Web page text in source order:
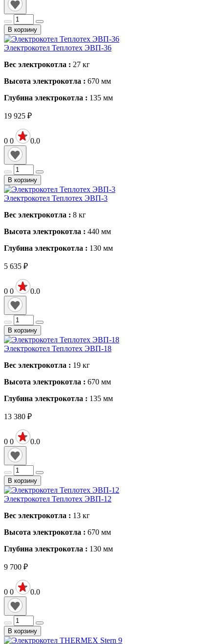
В корзину
Электрокотел Теплотех ЭВП-36
Вес электрокотла : 27 кг
Высота электрокотла : 670 мм
Глубина электрокотла : 135 мм
19 925 ₽
0 0 0.0
В корзину
Электрокотел Теплотех ЭВП-3
Вес электрокотла : 8 кг
Высота электрокотла : 440 мм
Глубина электрокотла : 130 мм
5 635 ₽
0 0 0.0
В корзину
Электрокотел Теплотех ЭВП-18
Вес электрокотла : 19 кг
Высота электрокотла : 670 мм
Глубина электрокотла : 135 мм
13 380 ₽
0 0 0.0
В корзину
Электрокотел Теплотех ЭВП-12
Вес электрокотла : 13 кг
Высота электрокотла : 670 мм
Глубина электрокотла : 130 мм
9 700 ₽
0 0 0.0
В корзину